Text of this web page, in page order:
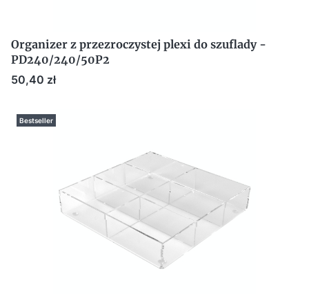
Organizer z przezroczystej plexi do szuflady -
PD240/240/50P2
Cena
50,40 zł
Bestseller